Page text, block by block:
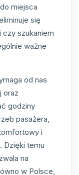
miejsca
się
czy szukaniem
ważne
od nas
oraz
godziny
pasażera,
i
Dzięki temu
na
w Polsce,